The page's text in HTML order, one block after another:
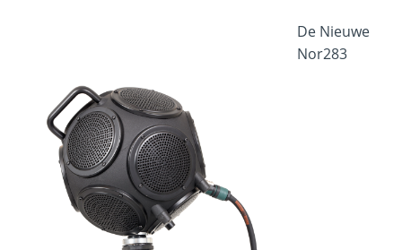
Feb 15, 2019
De Remote Instrument Monitor
De Nieuwe
Nor283